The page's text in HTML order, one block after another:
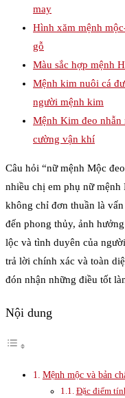
may
Hình xăm mệnh
gỗ
Màu sắc hợp mệnh
Mệnh kim nuôi cá
người mệnh kim
Mệnh Kim đeo nhẫn
cường vận khí
Câu hỏi “nữ mệnh Mộc
nhiều chị em phụ nữ
không chỉ đơn thuần là
đến phong thủy, ảnh
lộc và tình duyên của
trả lời chính xác và toàn
đón nhận những điều tốt
Nội dung
Mệnh mộc và bản
Đặc điểm